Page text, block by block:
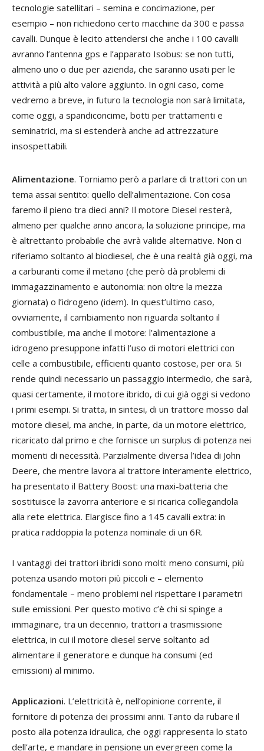
tecnologie satellitari – semina e concimazione, per
esempio – non richiedono certo macchine da 300 e passa
cavalli. Dunque è lecito attendersi che anche i 100 cavalli
avranno l’antenna gps e l’apparato Isobus: se non tutti,
almeno uno o due per azienda, che saranno usati per le
attività a più alto valore aggiunto. In ogni caso, come
vedremo a breve, in futuro la tecnologia non sarà limitata,
come oggi, a spandiconcime, botti per trattamenti e
seminatrici, ma si estenderà anche ad attrezzature
insospettabili.
Alimentazione. Torniamo però a parlare di trattori con un
tema assai sentito: quello dell’alimentazione. Con cosa
faremo il pieno tra dieci anni? Il motore Diesel resterà,
almeno per qualche anno ancora, la soluzione principe, ma
è altrettanto probabile che avrà valide alternative. Non ci
riferiamo soltanto al biodiesel, che è una realtà già oggi, ma
a carburanti come il metano (che però dà problemi di
immagazzinamento e autonomia: non oltre la mezza
giornata) o l’idrogeno (idem). In quest’ultimo caso,
ovviamente, il cambiamento non riguarda soltanto il
combustibile, ma anche il motore: l’alimentazione a
idrogeno presuppone infatti l’uso di motori elettrici con
celle a combustibile, efficienti quanto costose, per ora. Si
rende quindi necessario un passaggio intermedio, che sarà,
quasi certamente, il motore ibrido, di cui già oggi si vedono
i primi esempi. Si tratta, in sintesi, di un trattore mosso dal
motore diesel, ma anche, in parte, da un motore elettrico,
ricaricato dal primo e che fornisce un surplus di potenza nei
momenti di necessità. Parzialmente diversa l’idea di John
Deere, che mentre lavora al trattore interamente elettrico,
ha presentato il Battery Boost: una maxi-batteria che
sostituisce la zavorra anteriore e si ricarica collegandola
alla rete elettrica. Elargisce fino a 145 cavalli extra: in
pratica raddoppia la potenza nominale di un 6R.
I vantaggi dei trattori ibridi sono molti: meno consumi, più
potenza usando motori più piccoli e – elemento
fondamentale – meno problemi nel rispettare i parametri
sulle emissioni. Per questo motivo c’è chi si spinge a
immaginare, tra un decennio, trattori a trasmissione
elettrica, in cui il motore diesel serve soltanto ad
alimentare il generatore e dunque ha consumi (ed
emissioni) al minimo.
Applicazioni. L’elettricità è, nell’opinione corrente, il
fornitore di potenza dei prossimi anni. Tanto da rubare il
posto alla potenza idraulica, che oggi rappresenta lo stato
dell’arte, e mandare in pensione un evergreen come la